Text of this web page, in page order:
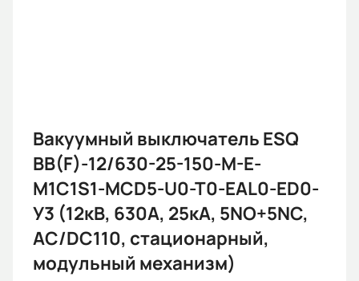
Вакуумный выключатель ESQ
BB(F)-12/630-25-150-M-E-
M1C1S1-MCD5-U0-T0-EAL0-ED0-
У3 (12кВ, 630А, 25кА, 5NO+5NC,
AC/DC110, стационарный,
модульный механизм)